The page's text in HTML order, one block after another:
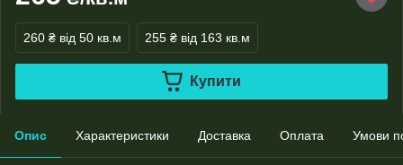
260 ₴ від 50 кв.м 255 ₴ від 163 кв.м
Купити
Опис Характеристики Доставка Оплата Умови